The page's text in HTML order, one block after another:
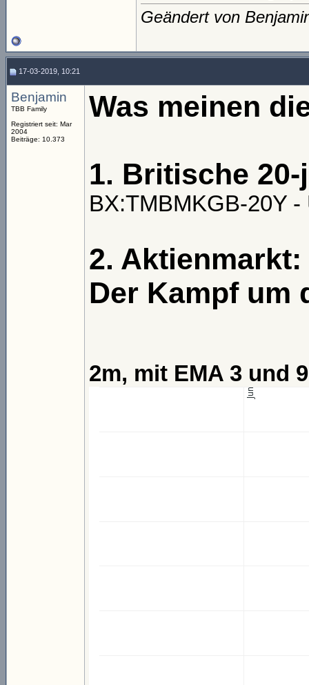
Geändert von
17-03-2019, 10:21
Benjamin
TBB Family
Registriert seit: Mar
2004
Beiträge: 10.373
Was meinen
1. Britische
BX:TMBMKGB-20Y
2. Aktienmarkt:
Der Kampf um
2m, mit EMA 3 und